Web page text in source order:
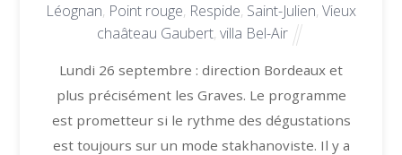
Léognan, Point rouge, Respide, Saint-Julien, Vieux
chaâteau Gaubert,villa Bel-Air
Lundi 26 septembre : direction Bordeaux et
plus précisément les Graves. Le programme
est prometteur si le rythme des dégustations
est toujours sur un mode stakhanoviste. Il y a